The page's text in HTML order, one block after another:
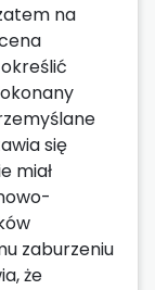
na
się
miał
zaburzeniu
że